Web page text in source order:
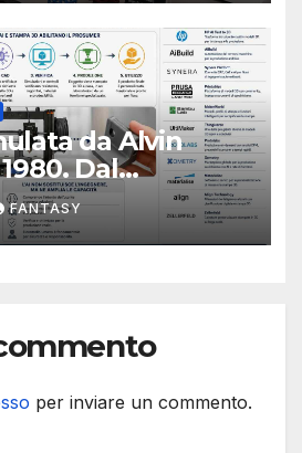
da Alvin
Dal
al prosumer,
artificiale e
cambiare
FANTASY
per inviare un commento.